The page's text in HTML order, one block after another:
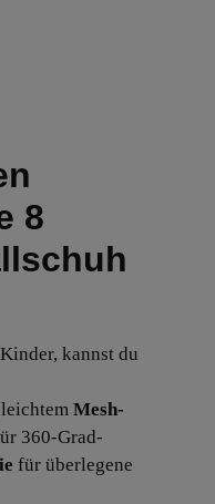
8
kannst du
Mesh-
360-Grad-
für überlegene